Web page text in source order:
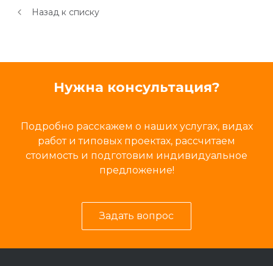
Назад к списку
Нужна консультация?
Подробно расскажем о наших услугах, видах
работ и типовых проектах, рассчитаем
стоимость и подготовим индивидуальное
предложение!
Задать вопрос